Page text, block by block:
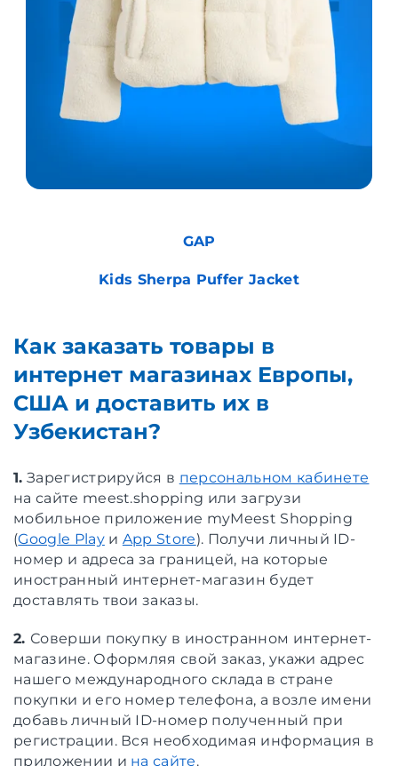
GAP
Kids Sherpa Puffer Jacket
Как заказать товары в
интернет магазинах Европы,
США и доставить их в
Узбекистан?
1. Зарегистрируйся в персональном кабинете
на сайте meest.shopping или загрузи
мобильное приложение myMeest Shopping
(Google Playи App Store). Получи личный ID-
номер и адреса за границей, на которые
иностранный интернет-магазин будет
доставлять твои заказы.
2. Соверши покупку в иностранном интернет-
магазине. Оформляя свой заказ, укажи адрес
нашего международного склада в стране
покупки и его номер телефона, а возле имени
добавь личный ID-номер полученный при
регистрации. Вся необходимая информация в
приложении и на сайте.